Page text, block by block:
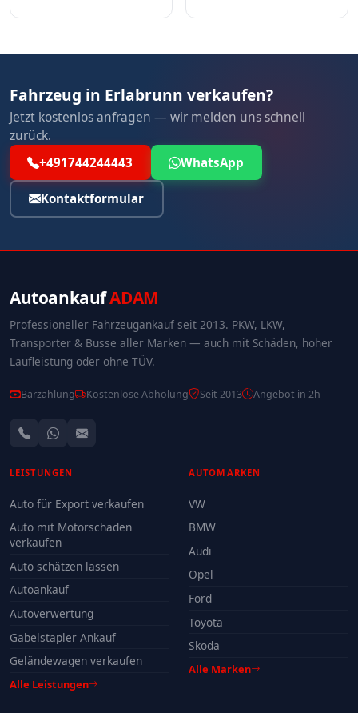
Fahrzeug in Erlabrunn verkaufen?
Jetzt kostenlos anfragen — wir melden uns schnell
zurück.
+491744244443 WhatsApp
Kontaktformular
AutoankaufADAM
Professioneller Fahrzeugankauf seit 2013. PKW, LKW,
Transporter & Busse aller Marken — auch mit Schäden, hoher
Laufleistung oder ohne TÜV.
Barzahlung Kostenlose Abholung Seit 2013 Angebot in 2h
LEISTUNGEN
Auto für Export verkaufen
Auto mit Motorschaden
verkaufen
Auto schätzen lassen
Autoankauf
Autoverwertung
Gabelstapler Ankauf
Geländewagen verkaufen
Alle Leistungen
AUTOMARKEN
VW
BMW
Audi
Opel
Ford
Toyota
Skoda
Alle Marken